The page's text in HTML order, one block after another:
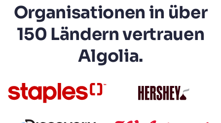
Organisationen in über
150 Ländern vertrauen
Algolia.